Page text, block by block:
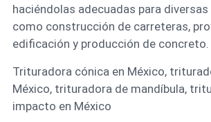
haciéndolas adecuadas para
como construcción de carreteras,
edificación y producción de concreto.
Trituradora cónica en México,
México, trituradora de mandíbula,
impacto en México